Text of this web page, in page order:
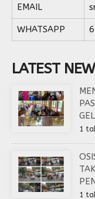
EMAIL
WHATSAPP
LATEST
1
1